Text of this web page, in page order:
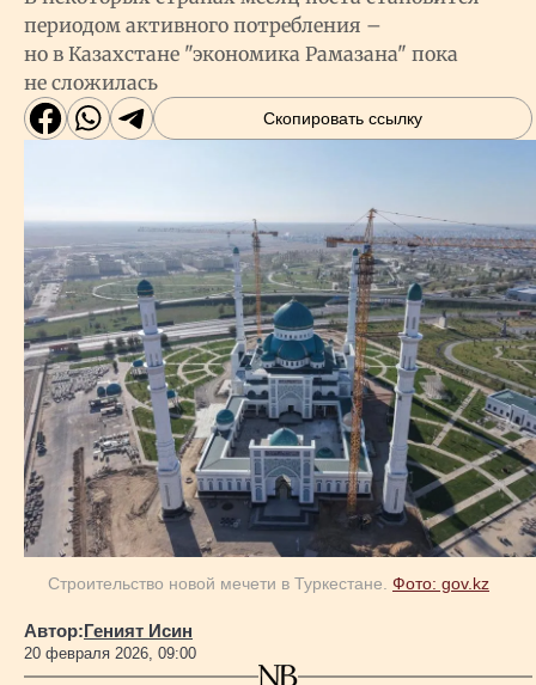
Рынки
Власть
Геополитика
Исследования
Люди
Life & Arts
О нас
Все новости
периодом активного потребления –
но в Казахстане "экономика Рамазана" пока
не сложилась
Скопировать ссылку
Строительство новой мечети в Туркестане. Фото: gov.kz
Автор:Геният Исин
20 февраля 2026, 09:00